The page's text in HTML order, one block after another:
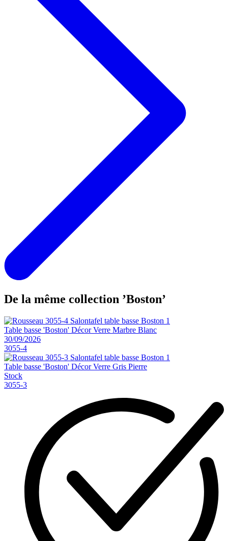
De la même collection ’Boston’
Table basse 'Boston' Décor Verre Marbre Blanc
30/09/2026
3055-4
Table basse 'Boston' Décor Verre Gris Pierre
Stock
3055-3